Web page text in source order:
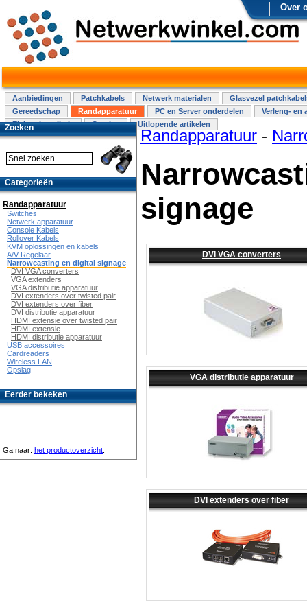
Over
Aanbiedingen Patchkabels Netwerk materialen
Glasvezel
Gereedschap
Randapparatuur PC en Server onderdelen
Verleng- en
Elektra installatie
Overige Uitlopende artikelen
Randapparatuur -
signage
DVI VGA converters
VGA distributie apparatuur
DVI extenders over fiber
Zoeken
Categorieën
Randapparatuur
Switches
Netwerk apparatuur
Console Kabels
Rollover Kabels
KVM oplossingen en kabels
A/V Regelaar
Narrowcasting en digital signage
DVI VGA converters
VGA extenders
VGA distributie apparatuur
DVI extenders over twisted pair
DVI extenders over fiber
DVI distributie apparatuur
HDMI extensie over twisted pair
HDMI extensie
HDMI distributie apparatuur
USB accessoires
Cardreaders
Wireless LAN
Opslag
Eerder bekeken
Ga naar: het productoverzicht